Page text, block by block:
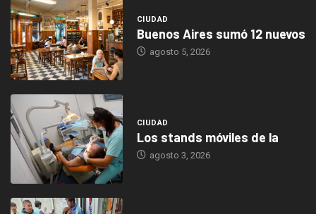
CIUDAD
Buenos Aires sumó 12 nuevos
agosto 5, 2026
CIUDAD
Los stands móviles de la
agosto 3, 2026